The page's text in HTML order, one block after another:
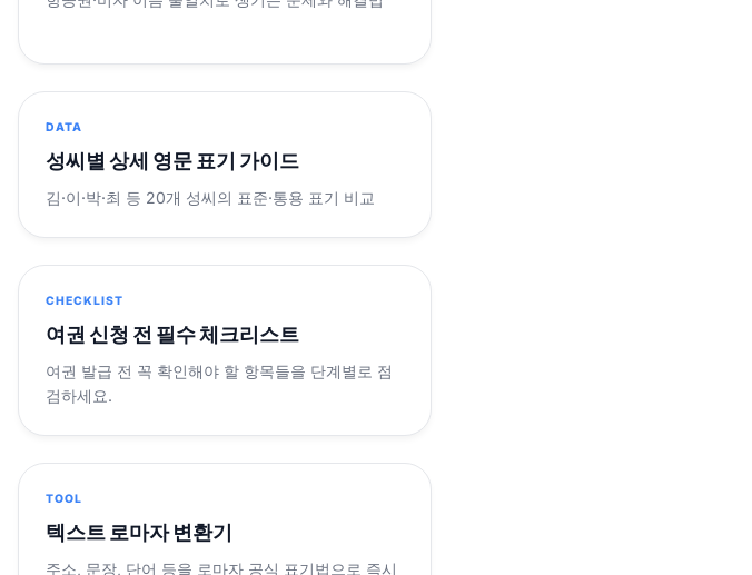
DATA
성씨별 상세 영문 표기 가이드
김·이·박·최 등 20개 성씨의 표준·통용 표기 비교
CHECKLIST
여권 신청 전 필수 체크리스트
여권 발급 전 꼭 확인해야 할 항목들을 단계별로 점
검하세요.
TOOL
텍스트 로마자 변환기
주소, 문장, 단어 등을 로마자 공식 표기법으로 즉시